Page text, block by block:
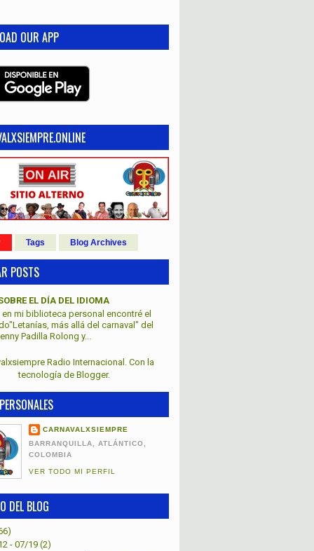
OUR APP
Tags Blog Archives
POSTS
EL DÍA DEL IDIOMA
mi biblioteca personal encontré el
más allá del carnaval" del
Padilla Rolong y...
Radio Internacional. Con la
tecnología de Blogger.
CARNAVALXSIEMPRE
BARRANQUILLA, ATLÁNTICO,
COLOMBIA
VER TODO MI PERFIL
DEL BLOG
- 07/19 (2)